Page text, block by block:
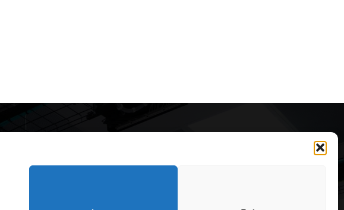
apreciate
Cele mai impresionante cabane